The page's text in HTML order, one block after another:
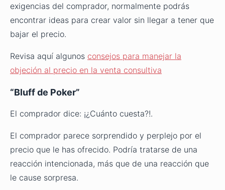
exigencias del comprador, normalmente podrás
encontrar ideas para crear valor sin llegar a tener que
bajar el precio.
Revisa aquí algunos consejos para manejar la
objeción al precio en la venta consultiva
“Bluff de Poker”
El comprador dice: ¡¿Cuánto cuesta?!.
El comprador parece sorprendido y perplejo por el
precio que le has ofrecido. Podría tratarse de una
reacción intencionada, más que de una reacción que
le cause sorpresa.